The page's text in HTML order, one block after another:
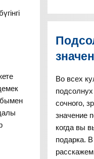
Во всех
сочного,
значение
когда вы
подарка.